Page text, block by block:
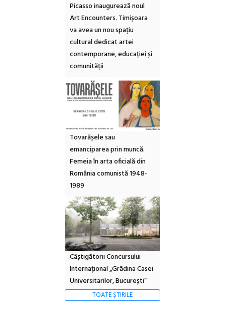
Picasso inaugurează noul
Art Encounters. Timișoara
va avea un nou spațiu
cultural dedicat artei
contemporane, educației și
comunității
Tovarășele sau
emanciparea prin muncă.
Femeia în arta oficială din
România comunistă 1948-
1989
Câștigătorii Concursului
Internațional „Grădina Casei
Universitarilor, București”
TOATE ȘTIRILE